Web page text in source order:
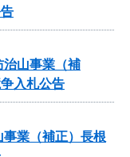
山事業（補
入札公告
業（補正）長根